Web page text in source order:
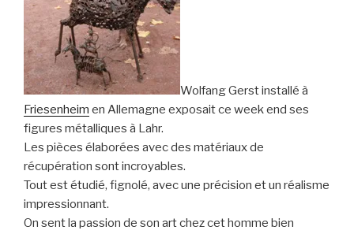
Wolfang Gerst installé à
Friesenheim en Allemagne exposait ce week end ses
figures métalliques à Lahr.
Les pièces élaborées avec des matériaux de
récupération sont incroyables.
Tout est étudié, fignolé, avec une précision et un réalisme
impressionnant.
On sent la passion de son art chez cet homme bien